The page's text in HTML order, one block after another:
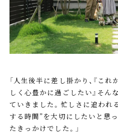
「人生後半に差し掛かり、『こ
しく心豊かに過ごしたい』そん
ていきました。忙しさに追われ
する時間”を大切にしたいと思
たきっかけでした。」